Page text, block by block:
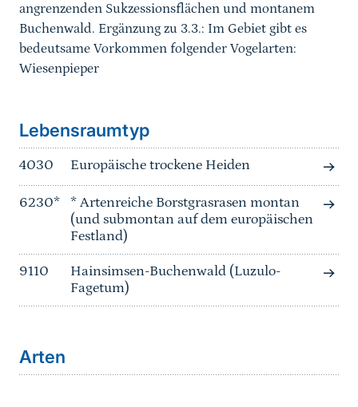
angrenzenden Sukzessionsflächen und montanem
Buchenwald. Ergänzung zu 3.3.: Im Gebiet gibt es
bedeutsame Vorkommen folgender Vogelarten:
Wiesenpieper
Lebensraumtyp
4030 Europäische trockene Heiden
6230*
* Artenreiche Borstgrasrasen montan
(und submontan auf dem europäischen
Festland)
9110
Hainsimsen-Buchenwald (Luzulo-
Fagetum)
Arten